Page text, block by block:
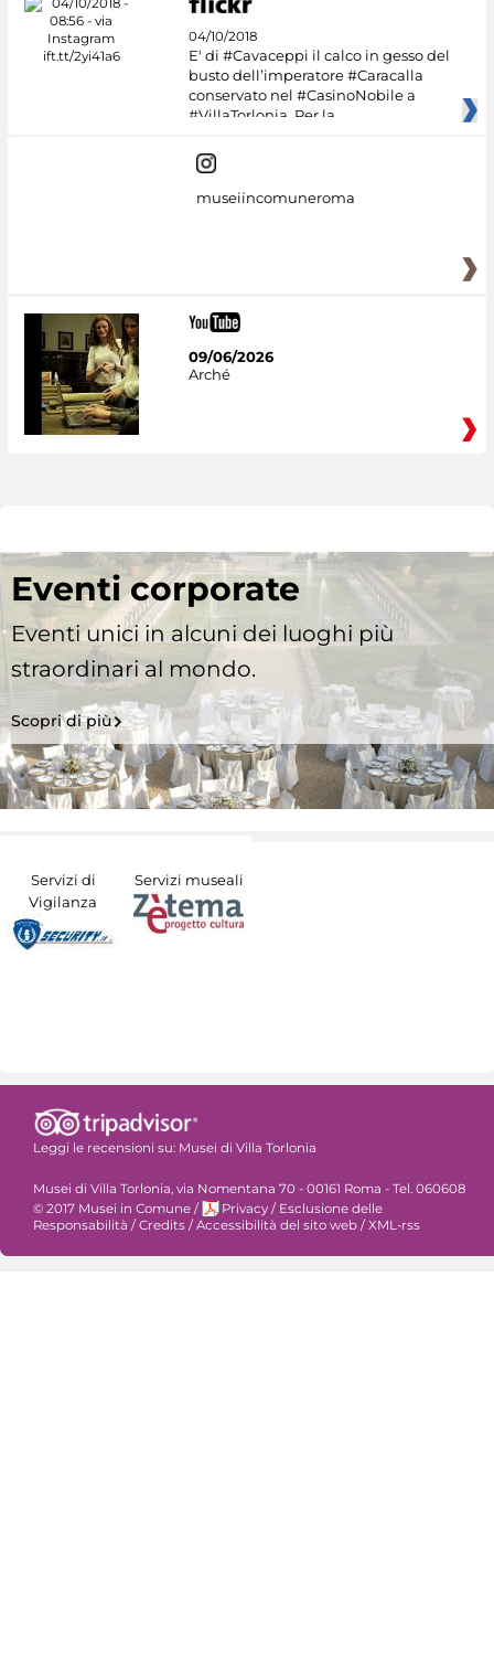
04/10/2018
E' di #Cavaceppi il calco in gesso del
busto dell’imperatore #Caracalla
conservato nel #CasinoNobile a
#VillaTorlonia. Per la
museiincomuneroma
09/06/2026
Arché
Eventi corporate
Eventi unici in alcuni dei luoghi più
straordinari al mondo.
Scopri di più
Servizi di
Vigilanza
Servizi museali
Leggi le recensioni su: Musei di Villa Torlonia
Musei di Villa Torlonia, via Nomentana 70 - 00161 Roma - Tel. 060608
© 2017 Musei in Comune / Privacy / Esclusione delle
Responsabilità / Credits / Accessibilità del sito web / XML-rss